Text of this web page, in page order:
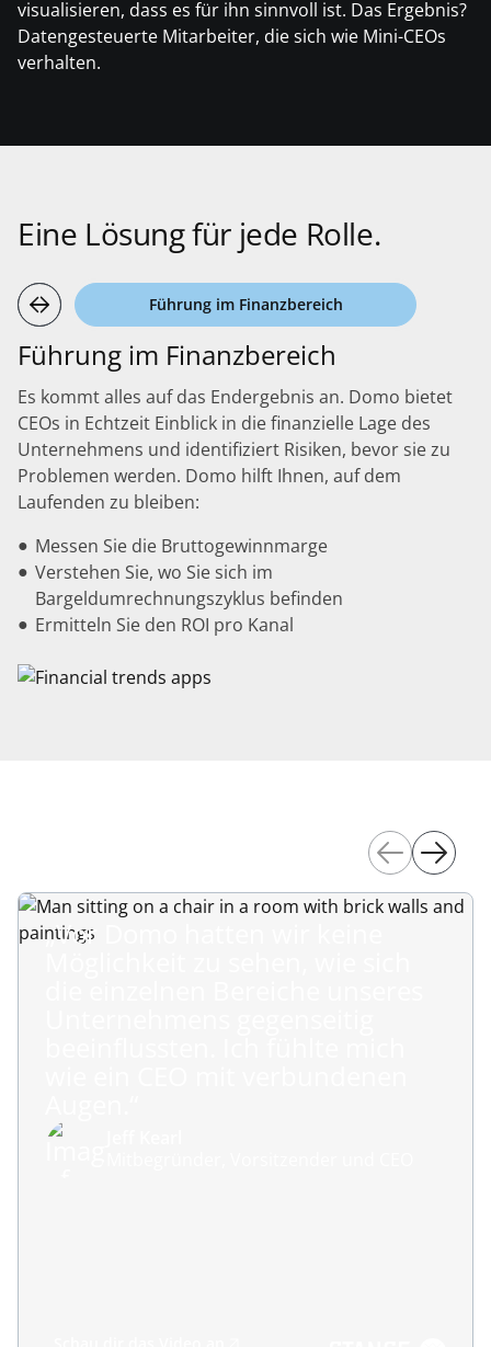
visualisieren, dass es für ihn sinnvoll ist. Das Ergebnis?
Datengesteuerte Mitarbeiter, die sich wie Mini-CEOs
verhalten.
Eine Lösung für jede Rolle.
Führung im Finanzbereich
Führung im Finanzbereich
Es kommt alles auf das Endergebnis an. Domo bietet
CEOs in Echtzeit Einblick in die finanzielle Lage des
Unternehmens und identifiziert Risiken, bevor sie zu
Problemen werden. Domo hilft Ihnen, auf dem
Laufenden zu bleiben:
Messen Sie die Bruttogewinnmarge
Verstehen Sie, wo Sie sich im
Bargeldumrechnungszyklus befinden
Ermitteln Sie den ROI pro Kanal
„Vor Domo hatten wir keine